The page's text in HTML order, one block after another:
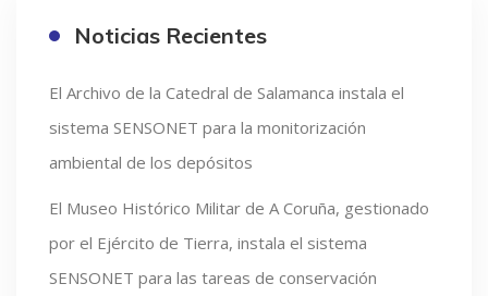
Noticias Recientes
El Archivo de la Catedral de Salamanca instala el
sistema SENSONET para la monitorización
ambiental de los depósitos
El Museo Histórico Militar de A Coruña, gestionado
por el Ejército de Tierra, instala el sistema
SENSONET para las tareas de conservación